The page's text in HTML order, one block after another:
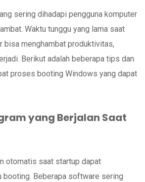
sering dihadapi pengguna komputer
Waktu tunggu yang lama saat
bisa menghambat produktivitas,
Berikut adalah beberapa tips dan
proses booting Windows yang dapat
yang Berjalan Saat
otomatis saat startup dapat
booting. Beberapa software sering